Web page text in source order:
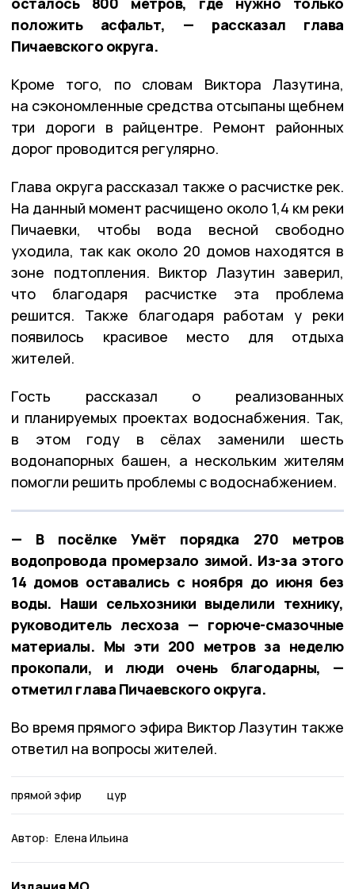
положить асфальт, — рассказал глава
Пичаевского округа.
Кроме того, по словам Виктора Лазутина,
на сэкономленные средства отсыпаны щебнем
три дороги в райцентре. Ремонт районных
дорог проводится регулярно.
Глава округа рассказал также о расчистке рек.
На данный момент расчищено около 1,4 км реки
Пичаевки, чтобы вода весной свободно
уходила, так как около 20 домов находятся в
зоне подтопления. Виктор Лазутин заверил,
что благодаря расчистке эта проблема
решится. Также благодаря работам у реки
появилось красивое место для отдыха
жителей.
Гость рассказал о реализованных
и планируемых проектах водоснабжения. Так,
в этом году в сёлах заменили шесть
водонапорных башен, а нескольким жителям
помогли решить проблемы с водоснабжением.
— В посёлке Умёт порядка 270 метров
водопровода промерзало зимой. Из-за этого
14 домов оставались с ноября до июня без
воды. Наши сельхозники выделили технику,
руководитель лесхоза — горюче-смазочные
материалы. Мы эти 200 метров за неделю
прокопали, и люди очень благодарны, —
отметил глава Пичаевского округа.
Во время прямого эфира Виктор Лазутин также
ответил на вопросы жителей.
прямой эфир цур
Автор: Елена Ильина